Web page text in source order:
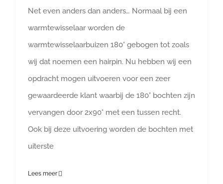
Net even anders dan anders… Normaal bij een
warmtewisselaar worden de
warmtewisselaarbuizen 180° gebogen tot zoals
wij dat noemen een hairpin. Nu hebben wij een
opdracht mogen uitvoeren voor een zeer
gewaardeerde klant waarbij de 180° bochten zijn
vervangen door 2x90° met een tussen recht.
Ook bij deze uitvoering worden de bochten met
uiterste
Lees meer